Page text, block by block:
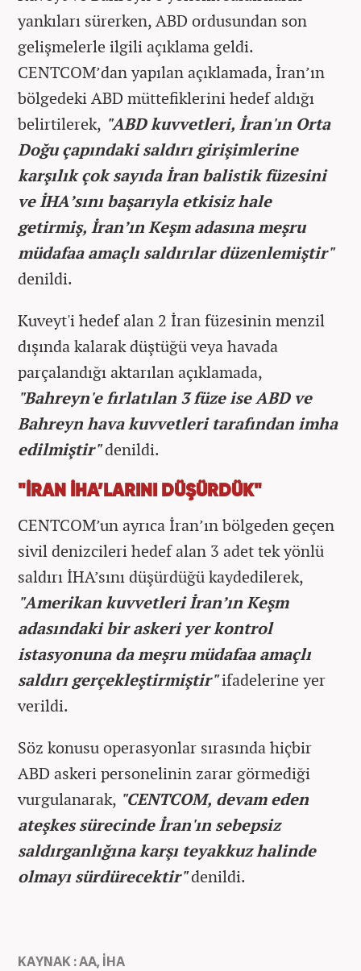
yankıları sürerken, ABD ordusundan son
gelişmelerle ilgili açıklama geldi.
CENTCOM’dan yapılan açıklamada, İran’ın
bölgedeki ABD müttefiklerini hedef aldığı
belirtilerek, "ABD kuvvetleri, İran'ın Orta
Doğu çapındaki saldırı girişimlerine
karşılık çok sayıda İran balistik füzesini
ve İHA’sını başarıyla etkisiz hale
getirmiş, İran’ın Keşm adasına meşru
müdafaa amaçlı saldırılar düzenlemiştir"
denildi.
Kuveyt'i hedef alan 2 İran füzesinin menzil
dışında kalarak düştüğü veya havada
parçalandığı aktarılan açıklamada,
"Bahreyn'e fırlatılan 3 füze ise ABD ve
Bahreyn hava kuvvetleri tarafından imha
edilmiştir"denildi.
"İRAN İHA’LARINI DÜŞÜRDÜK"
CENTCOM’un ayrıca İran’ın bölgeden geçen
sivil denizcileri hedef alan 3 adet tek yönlü
saldırı İHA’sını düşürdüğü kaydedilerek,
"Amerikan kuvvetleri İran’ın Keşm
adasındaki bir askeri yer kontrol
istasyonuna da meşru müdafaa amaçlı
saldırı gerçekleştirmiştir"ifadelerine yer
verildi.
Söz konusu operasyonlar sırasında hiçbir
ABD askeri personelinin zarar görmediği
vurgulanarak, "CENTCOM, devam eden
ateşkes sürecinde İran'ın sebepsiz
saldırganlığına karşı teyakkuz halinde
olmayı sürdürecektir"denildi.
KAYNAK : AA, İHA